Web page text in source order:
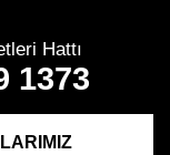
Hattı
1373